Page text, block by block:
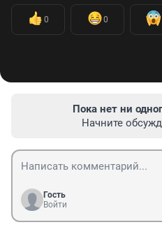
0 0
Пока нет ни
Начните
Гость
Войти